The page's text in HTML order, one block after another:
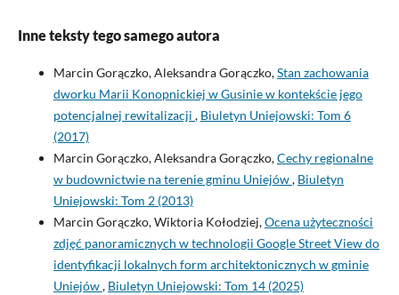
Inne teksty tego samego autora
Marcin Gorączko, Aleksandra Gorączko,Stan zachowania
dworku Marii Konopnickiej w Gusinie w kontekście jego
potencjalnej rewitalizacji , Biuletyn Uniejowski: Tom 6
(2017)
Marcin Gorączko, Aleksandra Gorączko,Cechy regionalne
w budownictwie na terenie gminu Uniejów, Biuletyn
Uniejowski: Tom 2 (2013)
Marcin Gorączko, Wiktoria Kołodziej,Ocena użyteczności
zdjęć panoramicznych w technologii Google Street View do
identyfikacji lokalnych form architektonicznych w gminie
Uniejów, Biuletyn Uniejowski: Tom 14 (2025)